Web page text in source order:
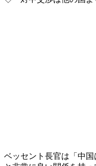
ベッセント長官は「中